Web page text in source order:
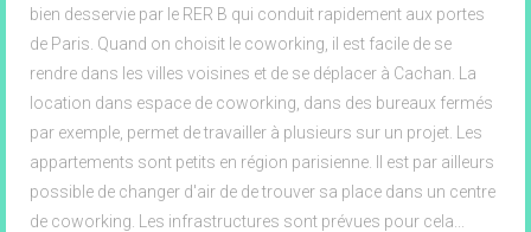
bien desservie par le RER B qui conduit rapidement aux portes
de Paris. Quand on choisit le coworking, il est facile de se
rendre dans les villes voisines et de se déplacer à Cachan. La
location dans espace de coworking, dans des bureaux fermés
par exemple, permet de travailler à plusieurs sur un projet. Les
appartements sont petits en région parisienne. Il est par ailleurs
possible de changer d'air de de trouver sa place dans un centre
de coworking. Les infrastructures sont prévues pour cela...